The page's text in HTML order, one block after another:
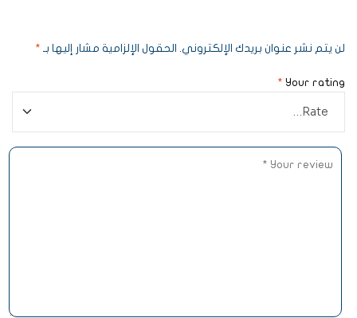
لن يتم نشر عنوان بريدك الإلكتروني. الحقول الإلزامية مشار إليها بـ *
Your rating
*